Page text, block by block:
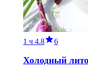
1 ч 4.8 6
Холодный